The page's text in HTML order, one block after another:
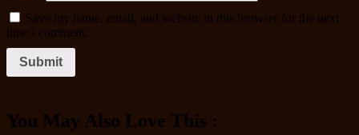
Save my name, email, and website in this browser for the next
time I comment.
You May Also Love This :